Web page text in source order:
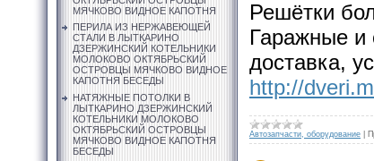
МЯЧКОВО ВИДНОЕ КАПОТНЯ
ПЕРИЛА ИЗ НЕРЖАВЕЮЩЕЙ
СТАЛИ В ЛЫТКАРИНО
ДЗЕРЖИНСКИЙ КОТЕЛЬНИКИ
МОЛОКОВО ОКТЯБРЬСКИЙ
ОСТРОВЦЫ МЯЧКОВО ВИДНОЕ
КАПОТНЯ БЕСЕДЫ
НАТЯЖНЫЕ ПОТОЛКИ В
ЛЫТКАРИНО ДЗЕРЖИНСКИЙ
КОТЕЛЬНИКИ МОЛОКОВО
ОКТЯБРЬСКИЙ ОСТРОВЦЫ
МЯЧКОВО ВИДНОЕ КАПОТНЯ
БЕСЕДЫ
Решётки
Гаражные и
доставка,
http://
Автозапчасти, оборудование